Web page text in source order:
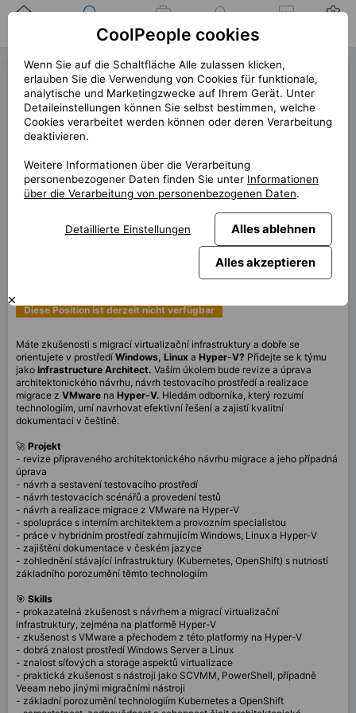
Position
Jobs
Infrastructure Architect
(39913)
1 offene Position links!
Platz
Praha
Start (Länge)
8/2025 (12m+)
Vertrag über CP
Diese Position ist derzeit nicht verfügbar
Máte zkušenosti s migrací virtualizační infrastruktury a dobře se
orientujete v prostředí Windows, Linux a Hyper-V? Přidejte se k týmu
jako Infrastructure Architect. Vaším úkolem bude revize a úprava
architektonického návrhu, návrh testovacího prostředí a realizace
migrace z VMware na Hyper-V. Hledám odborníka, který rozumí
technologiím, umí navrhovat efektivní řešení a zajistí kvalitní
dokumentaci v češtině.
🚀 Projekt
- revize připraveného architektonického návrhu migrace a jeho případná
úprava
- návrh a sestavení testovacího prostředí
- návrh testovacích scénářů a provedení testů
- návrh a realizace migrace z VMware na Hyper-V
- spolupráce s interním architektem a provozním specialistou
- práce v hybridním prostředí zahrnujícím Windows, Linux a Hyper-V
- zajištění dokumentace v českém jazyce
- zohlednění stávající infrastruktury (Kubernetes, OpenShift) s nutností
základního porozumění těmto technologiím
🎯 Skills
- prokazatelná zkušenost s návrhem a migrací virtualizační
infrastruktury, zejména na platformě Hyper-V
- zkušenost s VMware a přechodem z této platformy na Hyper-V
- dobrá znalost prostředí Windows Server a Linux
- znalost síťových a storage aspektů virtualizace
- praktická zkušenost s nástroji jako SCVMM, PowerShell, případně
Veeam nebo jinými migračními nástroji
- základní porozumění technologiím Kubernetes a OpenShift
CoolPeople cookies
Wenn Sie auf die Schaltfläche Alle zulassen klicken,
erlauben Sie die Verwendung von Cookies für funktionale,
analytische und Marketingzwecke auf Ihrem Gerät. Unter
Detaileinstellungen können Sie selbst bestimmen, welche
Cookies verarbeitet werden können oder deren Verarbeitung
deaktivieren.
Weitere Informationen über die Verarbeitung
personenbezogener Daten finden Sie unter Informationen
über die Verarbeitung von personenbezogenen Daten.
Detaillierte Einstellungen Alles ablehnen
Alles akzeptieren